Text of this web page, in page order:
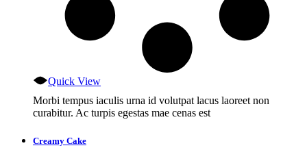
Quick View
Morbi tempus iaculis urna id volutpat lacus laoreet non
curabitur. Ac turpis egestas mae cenas est
Creamy Cake